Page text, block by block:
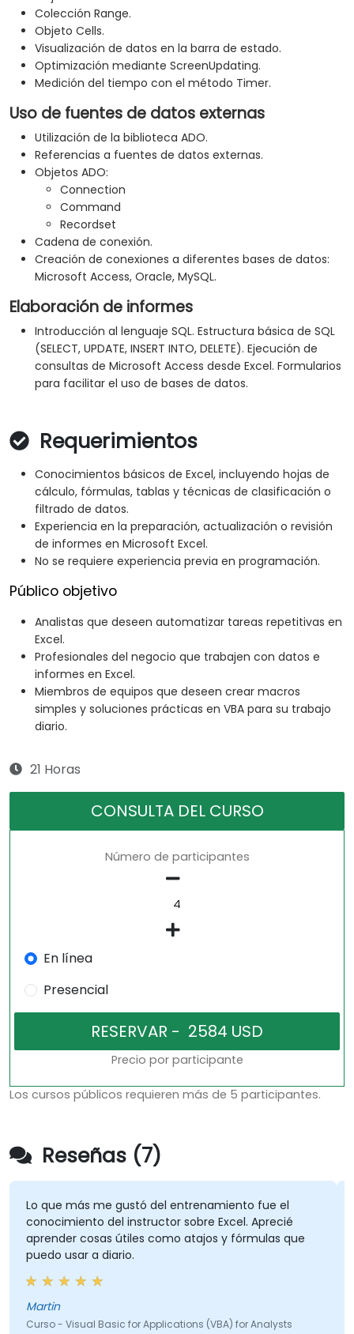
Colección Range.
Objeto Cells.
Visualización de datos en la barra de estado.
Optimización mediante ScreenUpdating.
Medición del tiempo con el método Timer.
Uso de fuentes de datos externas
Utilización de la biblioteca ADO.
Referencias a fuentes de datos externas.
Objetos ADO:
Connection
Command
Recordset
Cadena de conexión.
Creación de conexiones a diferentes bases de datos:
Microsoft Access, Oracle, MySQL.
Elaboración de informes
Introducción al lenguaje SQL. Estructura básica de SQL
(SELECT, UPDATE, INSERT INTO, DELETE). Ejecución de
consultas de Microsoft Access desde Excel. Formularios
para facilitar el uso de bases de datos.
Requerimientos
Conocimientos básicos de Excel, incluyendo hojas de
cálculo, fórmulas, tablas y técnicas de clasificación o
filtrado de datos.
Experiencia en la preparación, actualización o revisión
de informes en Microsoft Excel.
No se requiere experiencia previa en programación.
Público objetivo
Analistas que deseen automatizar tareas repetitivas en
Excel.
Profesionales del negocio que trabajen con datos e
informes en Excel.
Miembros de equipos que deseen crear macros
simples y soluciones prácticas en VBA para su trabajo
diario.
21 Horas
CONSULTA DEL CURSO
Número de participantes
En línea
Presencial
Precio por participante
Los cursos públicos requieren más de 5 participantes.
Reseñas (7)
Lo que más me gustó del entrenamiento fue el
conocimiento del instructor sobre Excel. Aprecié
aprender cosas útiles como atajos y fórmulas que
puedo usar a diario.
Martin
Curso - Visual Basic for Applications (VBA) for Analysts